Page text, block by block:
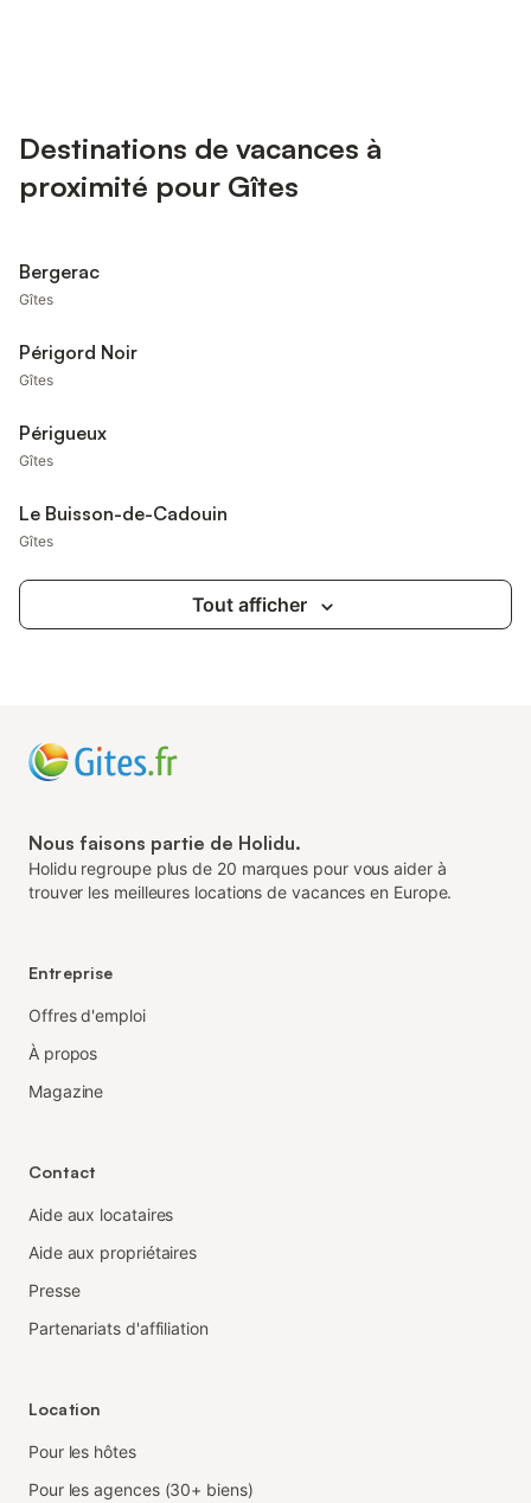
Destinations de vacances à
proximité pour Gîtes
Bergerac
Gîtes
Périgord Noir
Gîtes
Périgueux
Gîtes
Le Buisson-de-Cadouin
Gîtes
Tout afficher
Nous faisons partie de Holidu.
Holidu regroupe plus de 20 marques pour vous aider à
trouver les meilleures locations de vacances en Europe.
Entreprise
Offres d'emploi
À propos
Magazine
Contact
Aide aux locataires
Aide aux propriétaires
Presse
Partenariats d'affiliation
Location
Pour les hôtes
Pour les agences (30+ biens)